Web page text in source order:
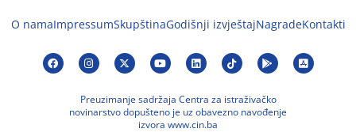
O namaImpressumSkupštinaGodišnji izvještajNagradeKontakti
Preuzimanje sadržaja Centra za istraživačko
novinarstvo dopušteno je uz obavezno navođenje
izvora www.cin.ba